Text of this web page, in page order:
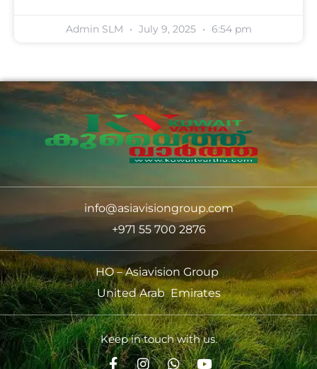
Admin SLM July 9, 2025 6:54 pm
info@asiavisiongroup.com
+971 55 700 2876
HO – Asiavision Group
United Arab Emirates
Keep in touch with us.